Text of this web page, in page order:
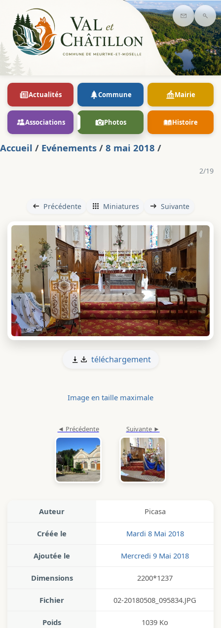
Contact
Actualités Commune Mairie
Associations Photos Histoire
Accueil / Evénements / 8 mai 2018 /
2/19
Précédente Miniatures Suivante
téléchargement
Image en taille maximale
Auteur Picasa
Créée le Mardi 8 Mai 2018
Ajoutée le Mercredi 9 Mai 2018
Dimensions 2200*1237
Fichier 02-20180508_095834.JPG
Poids 1039 Ko